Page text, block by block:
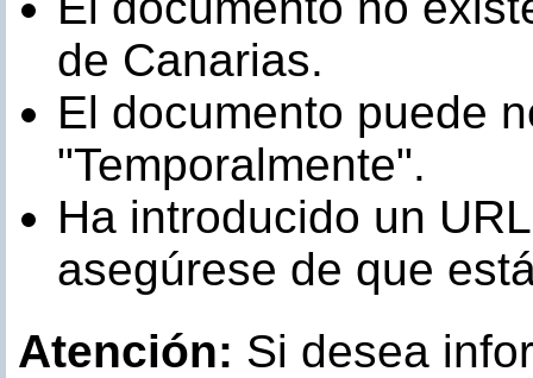
de Canarias.
El documento puede
"Temporalmente".
Ha introducido un
asegúrese de que
Atención: Si desea